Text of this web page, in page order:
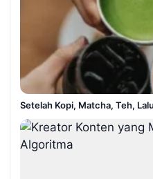
Setelah Kopi, Matcha, Teh,